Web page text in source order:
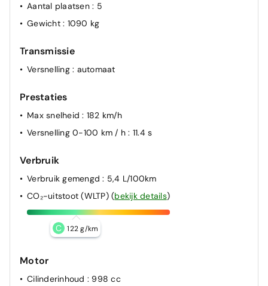
Aantal plaatsen : 5
Gewicht : 1090 kg
Transmissie
Versnelling : automaat
Prestaties
Max snelheid: 182 km/h
Versnelling 0-100 km / h: 11.4 s
Verbruik
Verbruik gemengd: 5,4 L/100km
CO₂-uitstoot (WLTP) (bekijk details)
C 122 g/km
Motor
Cilinderinhoud : 998 cc